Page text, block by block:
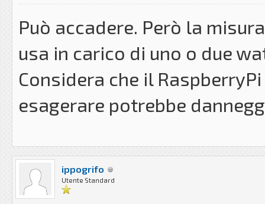
Può accadere. Però la
usa in carico di uno o due
Considera che il
esagerare potrebbe
ippogrifo
Utente Standard